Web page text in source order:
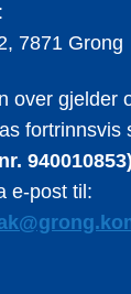
7871 Grong
over gjelder
fortrinnsvis
e-post til: